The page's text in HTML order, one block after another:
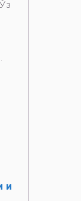
Ўз
и